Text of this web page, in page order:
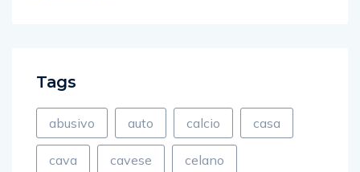
Tags
abusivo auto calcio casa
cava cavese celano